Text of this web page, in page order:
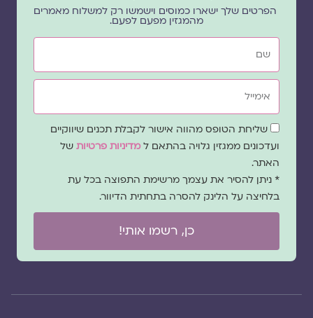
הפרטים שלך ישארו כמוסים וישמשו רק למשלוח מאמרים
מהמגזין מפעם לפעם.
שם
אימייל
שדה
הסכמה
שליחת הטופס מהווה אישור לקבלת תכנים שיווקיים
ועדכונים ממגזין גלויה בהתאם ל מדיניות פרטיותשל
האתר.
* ניתן להסיר את עצמך מרשימת התפוצה בכל עת
בלחיצה על הלינק להסרה בתחתית הדיוור.
כן, רשמו אותי!